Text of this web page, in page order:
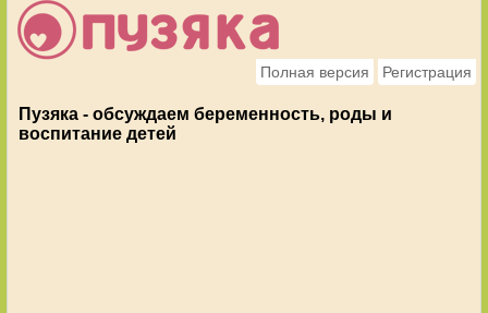
Полная версия Регистрация
Пузяка - обсуждаем беременность, роды и
воспитание детей